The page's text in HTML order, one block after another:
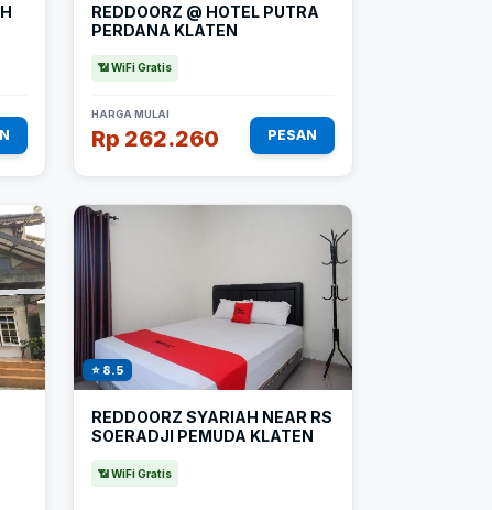
REDDOORZ @ HOTEL PUTRA
PERDANA KLATEN
📶 WiFi Gratis
HARGA MULAI
Rp 262.260 PESAN
⭐ 8.5
REDDOORZ SYARIAH NEAR RS
SOERADJI PEMUDA KLATEN
📶 WiFi Gratis